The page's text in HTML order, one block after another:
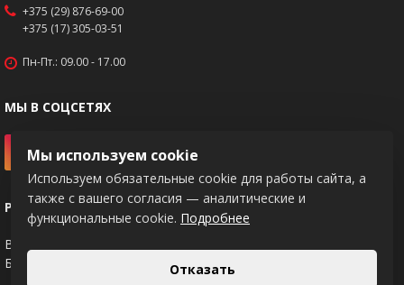
+375 (29) 876-69-00
+375 (17) 305-03-51
Пн-Пт.: 09.00 - 17.00
МЫ В СОЦСЕТЯХ
РЕКВИЗИТЫ
BY83PJCB30120217671020000933
Банк: ОАО "Приорбанк", код PJCBBY2X
Мы используем cookie
Используем обязательные cookie для работы сайта, а
также с вашего согласия — аналитические и
функциональные cookie. Подробнее
Отказать